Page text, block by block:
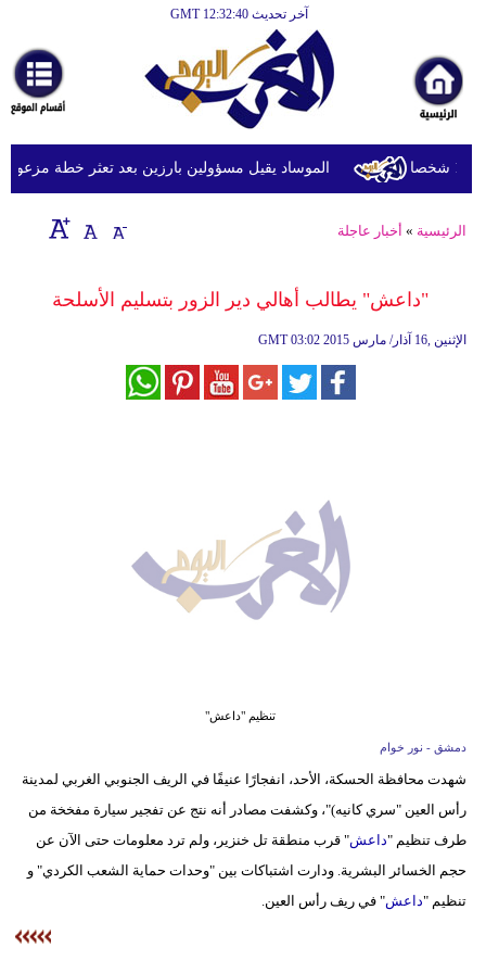
آخر تحديث GMT 12:32:40
أخبارعاجلة
رياضة
ثقافة
إقتصاد
وموسيقى
مرأة
أزياء
علوم
الموساد يقيل مسؤولين بارزين بعد تعثر خطة مزعومة
الرئيسية » أخبار عاجلة
"داعش" يطالب أهالي دير الزور بتسليم الأسلحة
GMT 03:02 2015 الإثنين ,16 آذار/ مارس
تنظيم "داعش"
دمشق - نور خوام
شهدت محافظة الحسكة، الأحد، انفجارًا عنيفًا في الريف الجنوبي الغربي لمدينة
رأس العين "سري كانيه)"، وكشفت مصادر أنه نتج عن تفجير سيارة مفخخة من
طرف تنظيم "داعش" قرب منطقة تل خنزير، ولم ترد معلومات حتى الآن عن
حجم الخسائر البشرية. ودارت اشتباكات بين "وحدات حماية الشعب الكردي" و
تنظيم "داعش" في ريف رأس العين.